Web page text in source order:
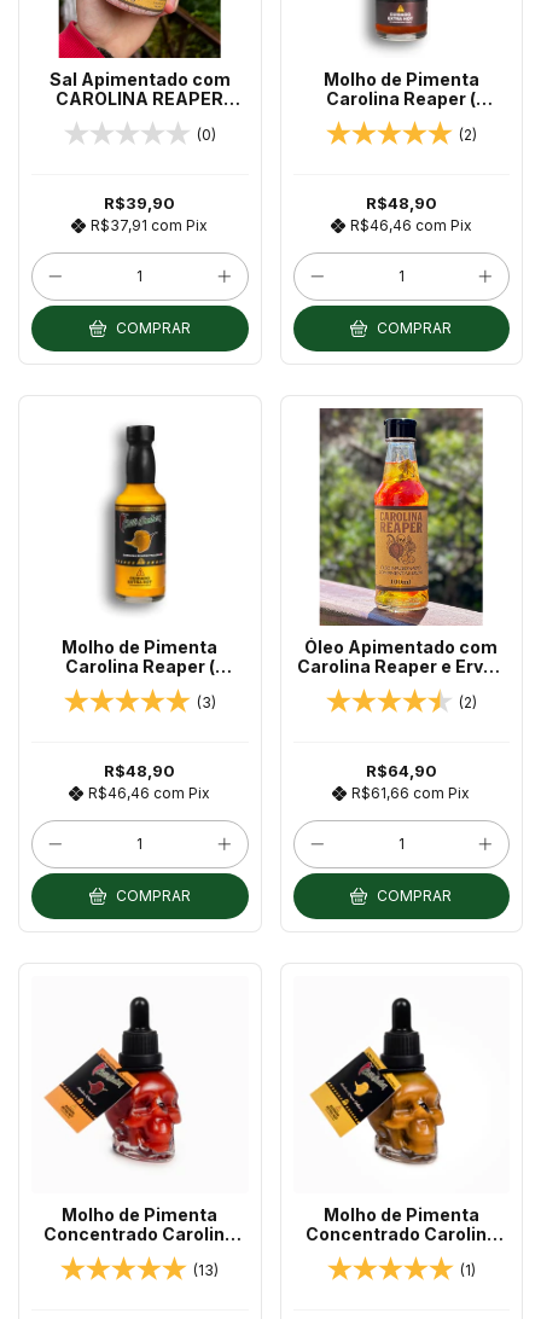
Sal Apimentado com
CAROLINA REAPER
200g
(0)
R$39,90
R$37,91com Pix
COMPRAR
Molho de Pimenta
Carolina Reaper (
CHOCOLATE ) 60ml
Chilli Brothers PIMENTA
(2)
R$48,90
R$46,46 com Pix
COMPRAR
Molho de Pimenta
Carolina Reaper (
YELLOW ) 60ml Chilli
Brothers PIMENTA MAIS
(3)
R$48,90
R$46,46com Pix
COMPRAR
Óleo Apimentado com
Carolina Reaper e Ervas
100ml
(2)
R$64,90
R$61,66com Pix
COMPRAR
Molho de Pimenta
Concentrado Carolina
Reaper ( RED ) Caveira
30ml Chilli Brothers
(13)
Molho de Pimenta
Concentrado Carolina
Reaper ( YELLOW )
Caveira 30ml Chilli
(1)